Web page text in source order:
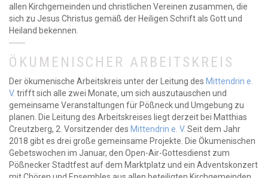
allen Kirchgemeinden und christlichen Vereinen zusammen, die
sich zu Jesus Christus gemäß der Heiligen Schrift als Gott und
Heiland bekennen.
ÖKUMENISCHER ARBEITSKREIS
Der ökumenische Arbeitskreis unter der Leitung des Mittendrin e.
V. trifft sich alle zwei Monate, um sich auszutauschen und
gemeinsame Veranstaltungen für Pößneck und Umgebung zu
planen. Die Leitung des Arbeitskreises liegt derzeit bei Matthias
Creutzberg, 2. Vorsitzender des Mittendrin e. V. Seit dem Jahr
2018 gibt es drei große gemeinsame Projekte. Die Ökumenischen
Gebetswochen im Januar, den Open-Air-Gottesdienst zum
Pößnecker Stadtfest auf dem Marktplatz und ein Adventskonzert